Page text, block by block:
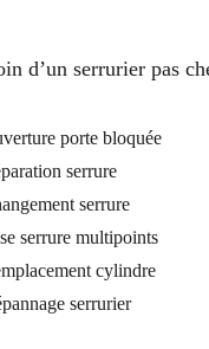
d’un serrurier pas
porte bloquée
serrure
serrure
serrure multipoints
cylindre
serrurier